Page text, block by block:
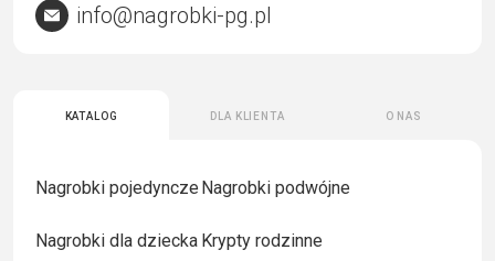
Katalog Dla klienta O nas
Nagrobki pojedyncze Nagrobki podwójne
Nagrobki dla dziecka Krypty rodzinne
info@nagrobki-pg.pl